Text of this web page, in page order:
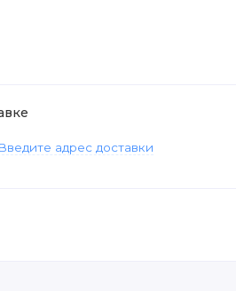
Введите адрес доставки